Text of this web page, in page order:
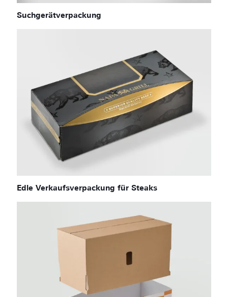
Suchgerätverpackung
Edle Verkaufsverpackung für Steaks